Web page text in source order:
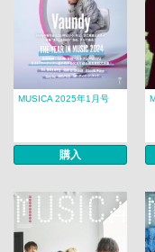
MUSICA 2025年1月号
購入